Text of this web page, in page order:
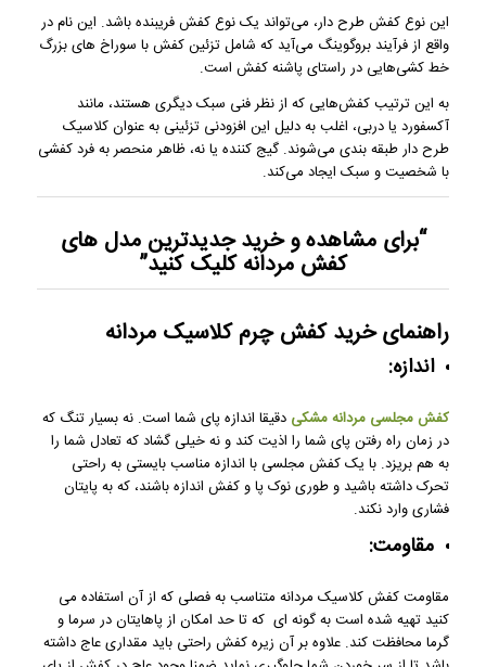
این نوع کفش طرح دار، می‌تواند یک نوع کفش فریبنده باشد. این نام در
واقع از فرآیند بروگوینگ می‌آید که شامل تزئین کفش با سوراخ های بزرگ
خط کشی‌هایی در راستای پاشنه کفش است.
به این ترتیب کفش‌هایی که از نظر فنی سبک دیگری هستند، مانند
آکسفورد یا دربی، اغلب به دلیل این افزودنی تزئینی به عنوان کلاسیک
طرح دار طبقه بندی می‌شوند. گیج کننده یا نه، ظاهر منحصر به فرد کفشی
با شخصیت و سبک ایجاد می‌کند.
“برای مشاهده و خریدجدیدترین مدل های
کفش مردانهکلیک کنید”
راهنمای خرید کفش چرم کلاسیک مردانه
اندازه:
کفش مجلسی مردانه مشکی دقیقا اندازه پای شما است. نه بسیار تنگ که
در زمان راه رفتن پای شما را اذیت کند و نه خیلی گشاد که تعادل شما را
به هم بریزد. با یک کفش مجلسی با اندازه مناسب بایستی به راحتی
تحرک داشته باشید و طوری نوک پا و کفش اندازه باشند، که به پایتان
فشاری وارد نکند.
مقاومت:
مقاومت کفش کلاسیک مردانه متناسب به فصلی که از آن استفاده می‌
کنید تهیه شده است به گونه ای که تا حد امکان از پاهایتان در سرما و
گرما محافظت کند. علاوه بر آن زیره کفش راحتی باید مقداری عاج داشته